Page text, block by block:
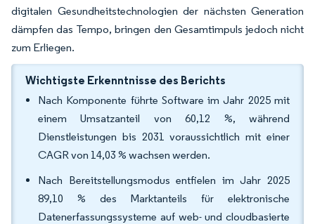
digitalen Gesundheitstechnologien der nächsten Generation
dämpfen das Tempo, bringen den Gesamtimpuls jedoch nicht
zum Erliegen.
Wichtigste Erkenntnisse des Berichts
Nach Komponente führte Software im Jahr 2025 mit
einem Umsatzanteil von 60,12 %, während
Dienstleistungen bis 2031 voraussichtlich mit einer
CAGR von 14,03 % wachsen werden.
Nach Bereitstellungsmodus entfielen im Jahr 2025
89,10 % des Marktanteils für elektronische
Datenerfassungssysteme auf web- und cloudbasierte